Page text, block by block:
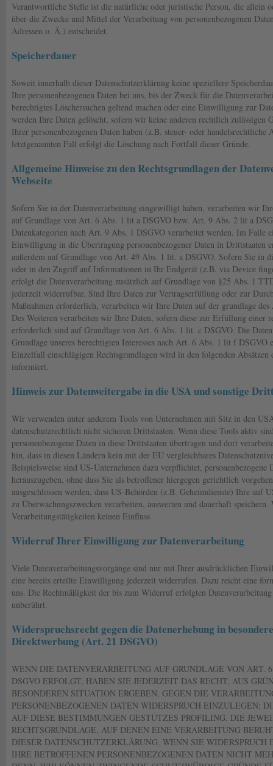
Verantwortliche Stelle ist die natürliche oder juristische Person, die allein
über die Zwecke und Mittel der Verarbeitung von personenbezogenen
Adressen o. Ä.) entscheidet.
Speicherdauer
Soweit innerhalb dieser Datenschutzerklärung keine speziellere
Ihre personenbezogenen Daten bei uns, bis der Zweck für die
berechtigtes Löschersuchen geltend machen oder eine Einwilligung zur
werden Ihre Daten gelöscht, sofern wir keine anderen rechtlich zulässigen
Ihrer personenbezogenen Daten haben (z.B. steuer- oder
letztgenannten Fall erfolgt die Löschung nach Fortfall dieser Gründe.
Allgemeine Hinweise zu den Rechtsgrundlagen der
Webseite
Sofern Sie in der Datenverarbeitung eingewilligt haben, verarbeiten wir
auf Grundlage von Art. 6 Abs. 1 lit a DSGVO bzw. Art. 9 Abs. 2 lit a
Datenkategorien nach Art. 9 Abs. 1 DSGVO verarbeitet werden. Im Falle
Einwilligung in die Übertragung personenbezogener Daten in Drittstaaten
außerdem auf Grundlage von Art. 49 Abs. 1 lit. a DSGVO. Sofern Sie in
oder in den Zugriff auf Informationen in Ihr Endgerät (z.B. via Device
erfolgt die Datenverarbeitung zusätzlich auf Grundlage von §25 Abs. 1
jederzeit widerrufbar. Sind Ihre Daten zur Vertragserfüllung oder zur
Maßnahmen erforderlich, verarbeiten wir Ihre Daten auf der grundlage
Des Weiteren verarbeiten wir Ihre Daten, sofern diese zur Erfüllung einer
erforderlich sind auf Grundlage von Art. 6 Abs. 1 lit. c DSGVO. Die
Grundlage unseres berechtigten Interesses nach Art. 6 Abs. 1 lit f
Einzelfall einschlägigen Rechtsgrundlagen wird in den folgenden Absätzen
informiert.
Hinweis zur Datenweitergabe in die USA und sonstige
Wir verwenden unter anderem Tools von Unternehmen mit Sitz in den
datenschutzrechtlich nicht sicheren Drittstaaten. Wenn diese Tools aktiv
personenbezogene Daten in diese Drittstaaten übertragen und dort
hin, dass in diesen Ländern kein mit der EU vergleichbares
Beispielsweise sind US-Unternehmen dazu verpflichtet, personenbezogene
herauszugeben, ohne dass Sie als betroffener hiergegen gerichtlich
ausgeschlossen werden, dass US-Behörden (z.B. Geheimdienste) Ihre auf
zu Überwachungszwecken verarbeiten, auswerten und dauerhaft
Verarbeitungstätigkeiten keinen Einfluss
Widerruf Ihrer Einwilligung zur Datenverarbeitung
Viele Datenverarbeitungsvorgänge sind nur mit Ihrer ausdrücklichen
eine bereits erteilte Einwilligung jederzeit widerrufen. Dazu reicht eine
uns. Die Rechtmäßigkeit der bis zum Widerruf erfolgten
unberührt.
Widerspruchsrecht gegen die Datenerhebung in
Direktwerbung (Art. 21 DSGVO)
WENN DIE DATENVERARBEITUNG AUF GRUNDLAGE VON ART.
DSGVO ERFOLGT, HABEN SIE JEDERZEIT DAS RECHT, AUS
BESONDEREN SITUATION ERGEBEN, GEGEN DIE
PERSONENBEZOGENEN DATEN WIDERSPRUCH EINZULEGEN;
AUF DIESE BESTIMMUNGEN GESTÜTZES PROFILING. DIE
RECHTSGRUNDLAGE, AUF DENEN EINE VERARBEITUNG
DIESER DATENSCHUTZERKLÄRUNG. WENN SIE
IHRE BETROFFENEN PERSONENBEZOGENEN DATEN NICHT